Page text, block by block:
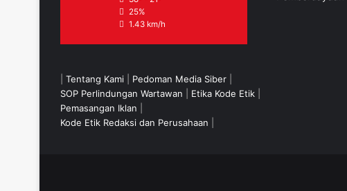
25%
1.43 km/h
Tentang Kami Pedoman Media Siber
SOP Perlindungan Wartawan
Etika Kode Etik
Pemasangan Iklan
Kode Etik Redaksi dan Perusahaan